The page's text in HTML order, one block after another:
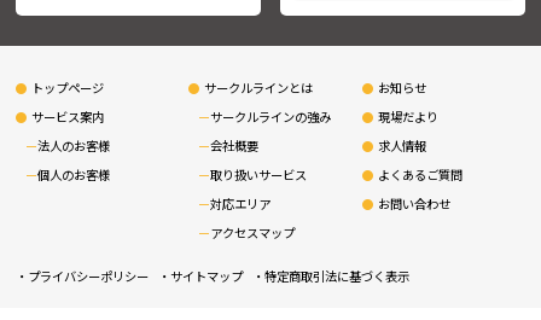
トップページ
サービス案内
法人のお客様
個人のお客様
サークルラインとは
サークルラインの強み
会社概要
取り扱いサービス
対応エリア
アクセスマップ
お知らせ
現場だより
求人情報
よくあるご質問
お問い合わせ
プライバシーポリシー サイトマップ 特定商取引法に基づく表示